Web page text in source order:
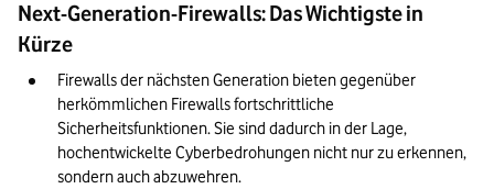
NGFWs in der Cloud-Security
Auswahlkriterien für die passende Next-Generation-Firewall
NGFWs im Kontext von Compliance und Datenschutz
Unser Fazit: Deswegen sind Next-Generation-Firewalls so
wichtig für Unternehmen
Next-Generation-Firewalls: Das Wichtigste in
Kürze
Firewalls der nächsten Generation bieten gegenüber
herkömmlichen Firewalls fortschrittliche
Sicherheitsfunktionen. Sie sind dadurch in der Lage,
hochentwickelte Cyberbedrohungen nicht nur zu erkennen,
sondern auch abzuwehren.